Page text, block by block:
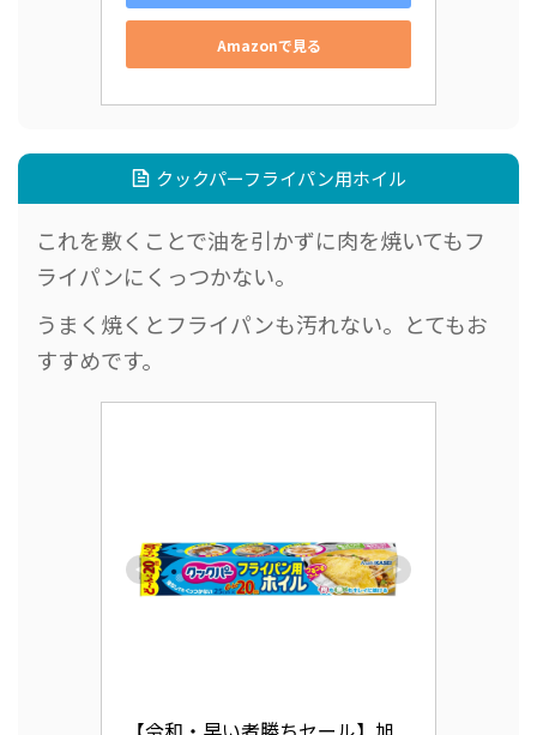
Amazonで見る
クックパーフライパン用ホイル
これを敷くことで油を引かずに肉を焼いてもフ
ライパンにくっつかない。
うまく焼くとフライパンも汚れない。とてもお
すすめです。